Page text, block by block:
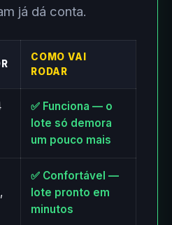
já dá conta.
COMO VAI
RODAR
✅ Funciona — o
lote só demora
um pouco mais
✅ Confortável —
lote pronto em
minutos